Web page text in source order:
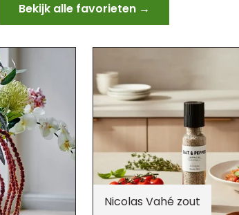
Bekijk alle favorieten →
Nicolas Vahé zout